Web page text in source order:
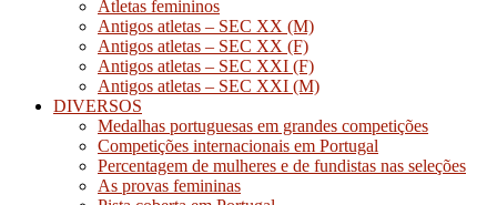
Atletas femininos
Antigos atletas – SEC XX (M)
Antigos atletas – SEC XX (F)
Antigos atletas – SEC XXI (F)
Antigos atletas – SEC XXI (M)
DIVERSOS
Medalhas portuguesas em grandes competições
Competições internacionais em Portugal
Percentagem de mulheres e de fundistas nas seleções
As provas femininas